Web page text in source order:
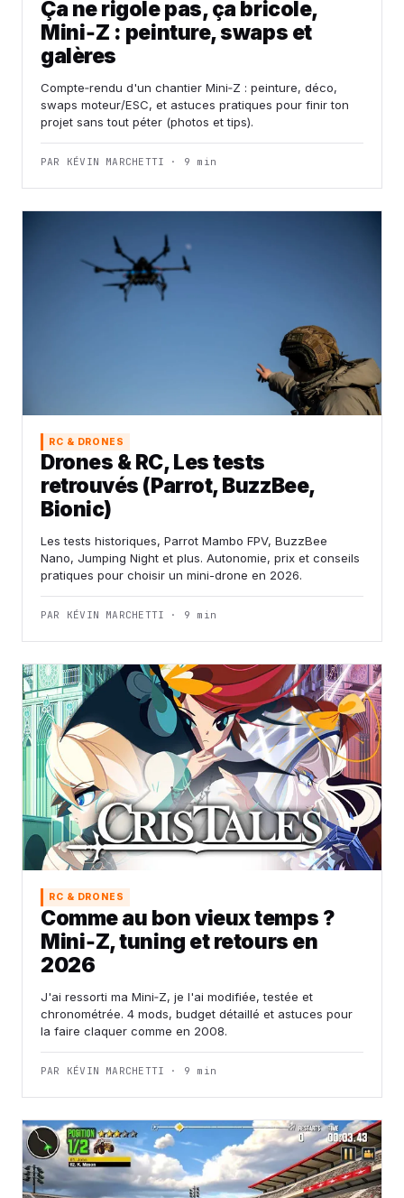
Ça ne rigole pas, ça bricole,
Mini‑Z : peinture, swaps et
galères
Compte‑rendu d'un chantier Mini‑Z : peinture, déco,
swaps moteur/ESC, et astuces pratiques pour finir ton
projet sans tout péter (photos et tips).
PAR KÉVIN MARCHETTI · 9 min
RC & DRONES
Drones & RC, Les tests
retrouvés (Parrot, BuzzBee,
Bionic)
Les tests historiques, Parrot Mambo FPV, BuzzBee
Nano, Jumping Night et plus. Autonomie, prix et conseils
pratiques pour choisir un mini-drone en 2026.
PAR KÉVIN MARCHETTI · 9 min
RC & DRONES
Comme au bon vieux temps ?
Mini‑Z, tuning et retours en
2026
J'ai ressorti ma Mini‑Z, je l'ai modifiée, testée et
chronométrée. 4 mods, budget détaillé et astuces pour
la faire claquer comme en 2008.
PAR KÉVIN MARCHETTI · 9 min